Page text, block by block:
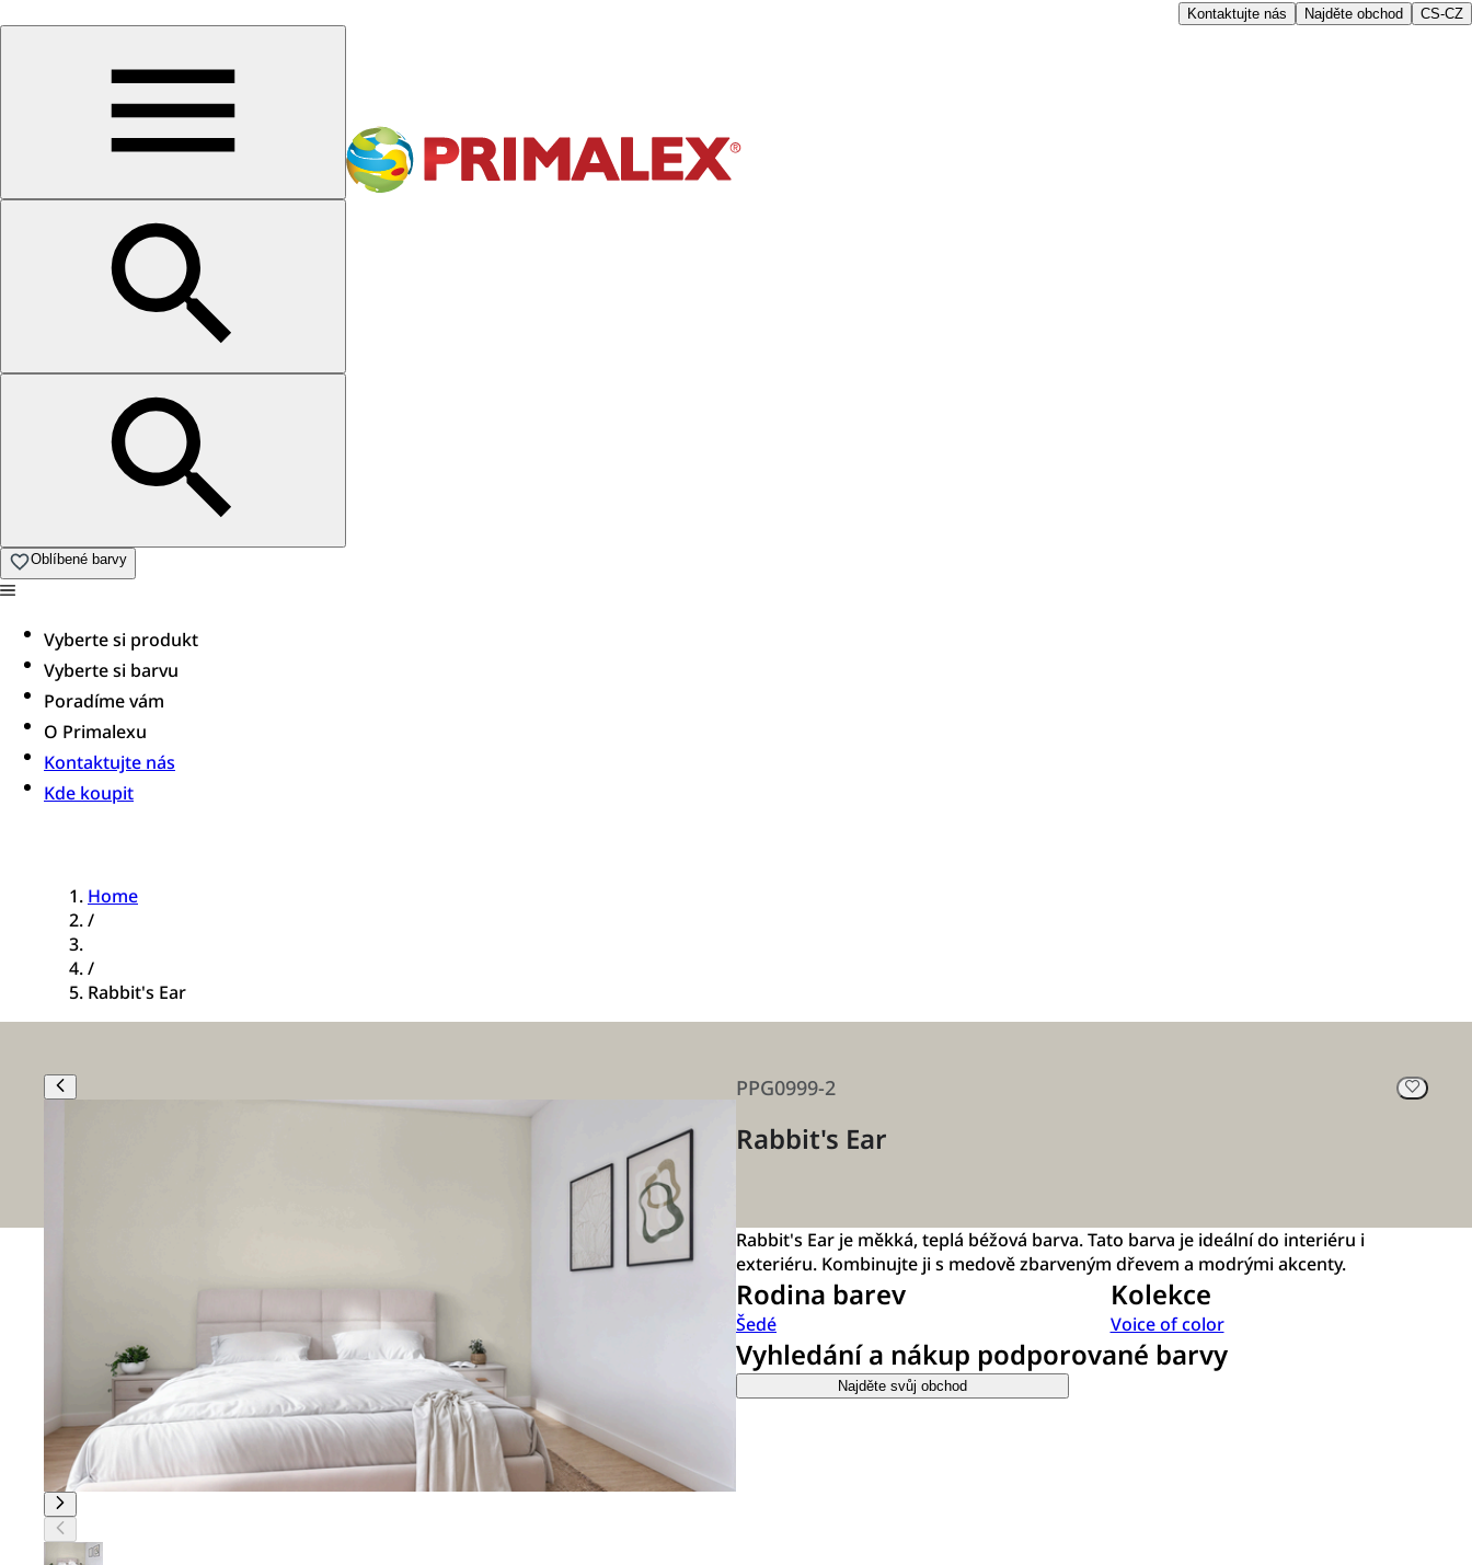
Kontaktujte nás Najděte obchod CS-CZ
Oblíbené barvy
Vyberte si produkt
Vyberte si barvu
Poradíme vám​
O Primalexu
Kontaktujte nás
Kde koupit
Home
/
/
Rabbit's Ear
PPG0999-2
Rabbit's Ear
Rabbit's Ear je měkká, teplá béžová barva. Tato barva je ideální do interiéru i
exteriéru. Kombinujte ji s medově zbarveným dřevem a modrými akcenty.
Rodina barev
Šedé
Kolekce
Voice of color
Vyhledání a nákup podporované barvy
Najděte svůj obchod